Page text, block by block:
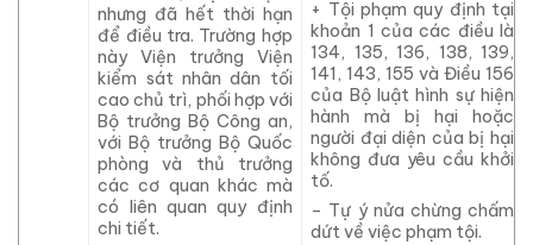
nhưng đã hết thời hạn
để điều tra. Trường hợp
này Viện trưởng Viện
kiểm sát nhân dân tối
cao chủ trì, phối hợp với
Bộ trưởng Bộ Công an,
với Bộ trưởng Bộ Quốc
phòng và thủ trưởng
các cơ quan khác mà
có liên quan quy định
chi tiết.
+ Tội phạm quy định tại
khoản 1 của các điều là
134, 135, 136, 138, 139,
141, 143, 155 và Điều 156
của Bộ luật hình sự hiện
hànhmà bị hại hoặc
người đại diện của bị hại
không đưa yêu cầu khởi
tố.
– Tự ý nửa chừng chấm
dứt về việc phạm tội.